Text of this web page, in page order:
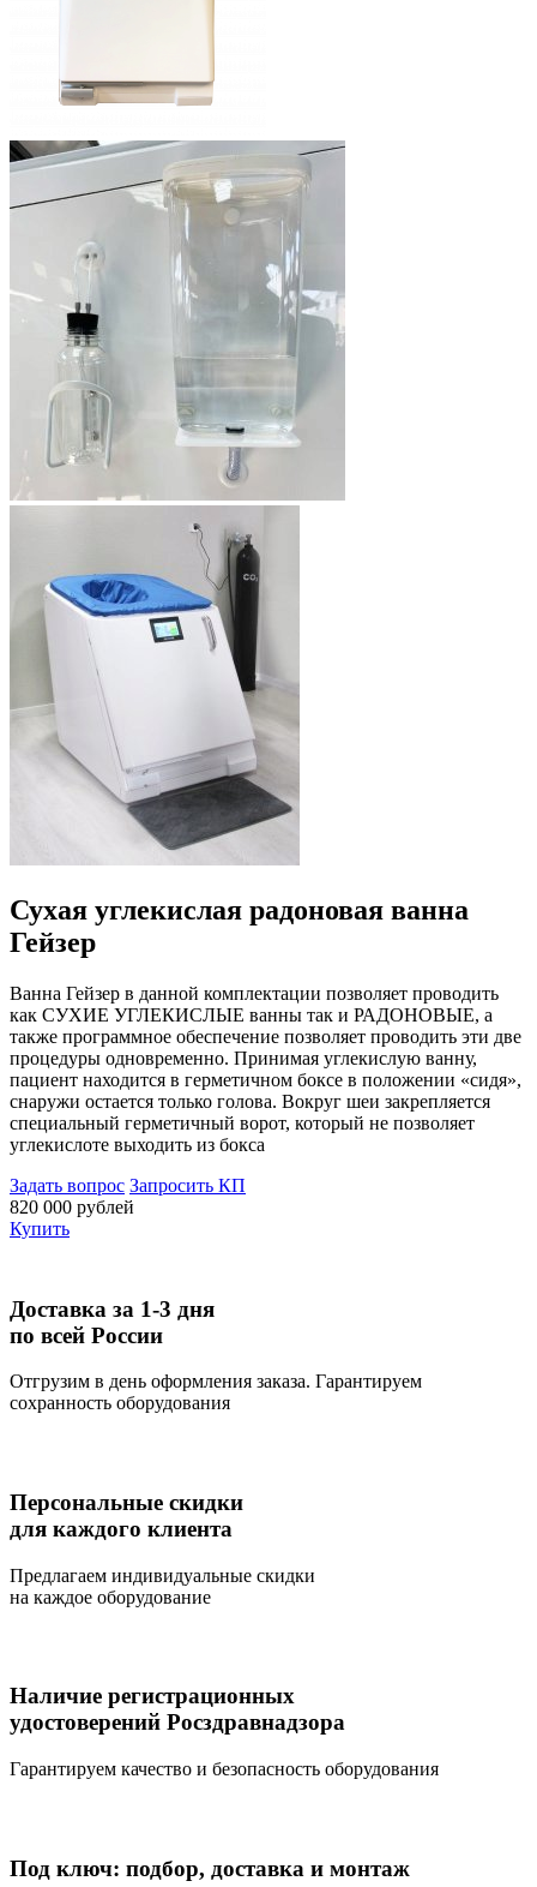
Сухая углекислая радоновая ванна
Гейзер
Ванна Гейзер в данной комплектации позволяет проводить
как СУХИЕ УГЛЕКИСЛЫЕ ванны так и РАДОНОВЫЕ, а
также программное обеспечение позволяет проводить эти две
процедуры одновременно. Принимая углекислую ванну,
пациент находится в герметичном боксе в положении «сидя»,
снаружи остается только голова. Вокруг шеи закрепляется
специальный герметичный ворот, который не позволяет
углекислоте выходить из бокса
Задать вопрос Запросить КП
820 000 рублей
Купить
Доставка за 1-3 дня
по всей России
Отгрузим в день оформления заказа. Гарантируем
сохранность оборудования
Персональные скидки
для каждого клиента
Предлагаем индивидуальные скидки
на каждое оборудование
Наличие регистрационных
удостоверений Росздравнадзора
Гарантируем качество и безопасность оборудования
Под ключ: подбор, доставка и монтаж